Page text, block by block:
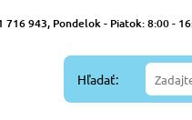
716 943, Pondelok - Piatok: 8:00 -
Hľadať: